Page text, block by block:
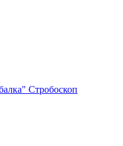
Стробоскоп